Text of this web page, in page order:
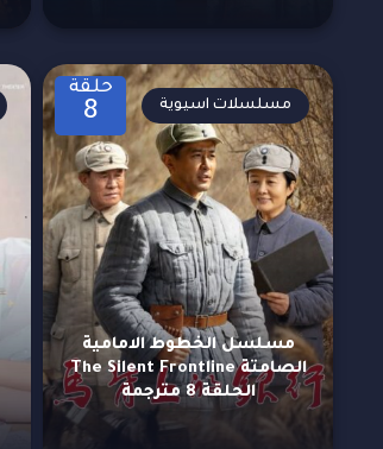
حلقة
8
مسلسل الخطوط الامامية
الصامتة The Silent Frontline
الحلقة 8 مترجمة
مسلسلات اسيوية